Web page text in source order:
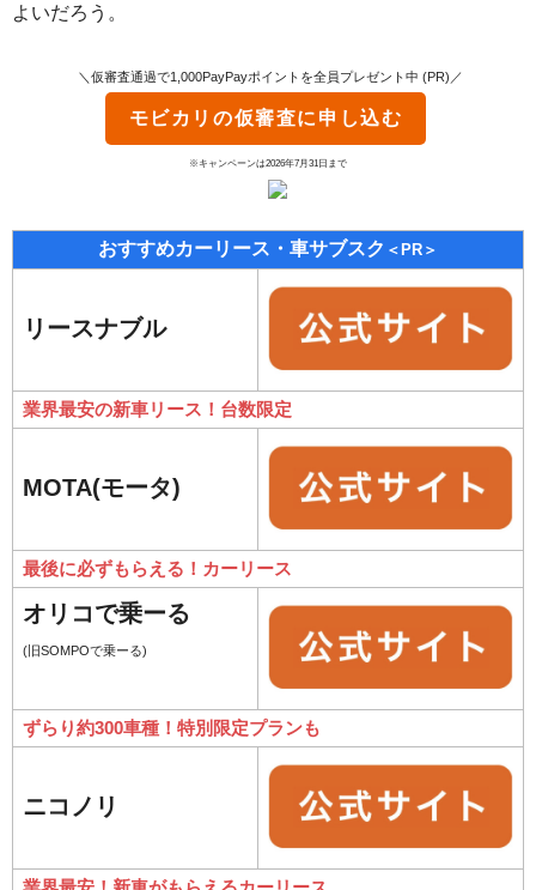
よいだろう。
＼仮審査通過で1,000PayPayポイントを全員プレゼント中 (PR)／
モビカリ の仮審査に申し込む
※キャンペーンは2026年7月31日まで
おすすめカーリース・車サブスク ＜PR＞
リースナブル
業界最安の新車リース！台数限定
MOTA(モータ)
最後に必ずもらえる！カーリース
オリコで乗ーる
(旧SOMPOで乗ーる)
ずらり約300車種！特別限定プランも
ニコノリ